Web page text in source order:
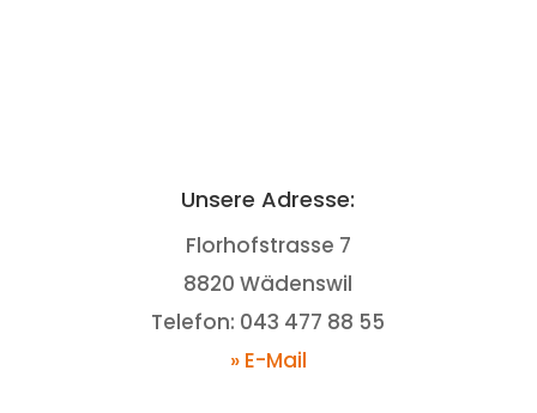
Unsere Adresse:
Florhofstrasse 7
8820 Wädenswil
Telefon: 043 477 88 55
» E-Mail